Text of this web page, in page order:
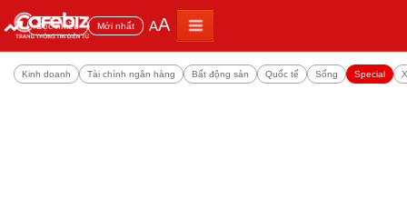
Đọc nhiều Mới nhất AA
Kinh doanh Tài chính ngân hàng Bất động sản Quốc tế Sống Special